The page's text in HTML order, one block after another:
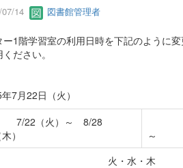
14 図書館管理者
1階学習室の利用日時を下記のように変
ださい。
7月22日（火）
7/22（火）～ 8/28
木）
火・水・木